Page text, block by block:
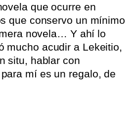
que ocurre en
que conservo un mínimo
novela… Y ahí lo
mucho acudir a Lekeitio,
situ, hablar con
mí es un regalo, de